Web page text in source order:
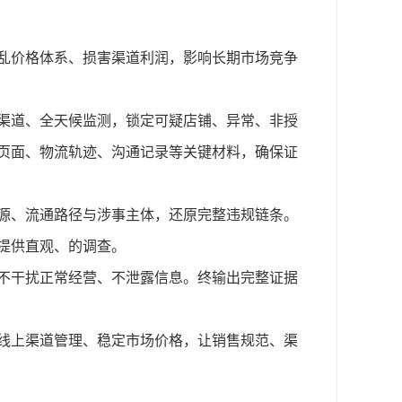
价格体系、损害渠道利润，影响长期市场竞争
道、全天候监测，锁定可疑店铺、异常、非授
面、物流轨迹、沟通记录等关键材料，确保证
流通路径与涉事主体，还原完整违规链条。
直观、的调查。
干扰正常经营、不泄露信息。终输出完整证据
上渠道管理、稳定市场价格，让销售规范、渠